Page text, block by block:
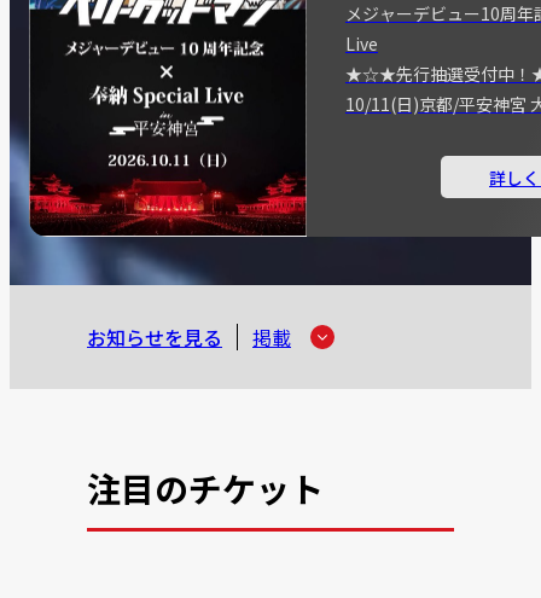
メジャーデビュー10周
Live
★☆★先行抽選受付中
10/11(日)京都/平安神宮
詳し
お知らせを見る 掲載
注目のチケット